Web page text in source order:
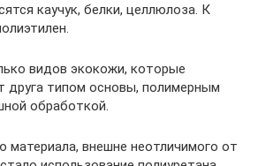
каучук, белки, целлюлоза. К
видов экокожи, которые
друга типом основы, полимерным
обработкой.
внешне неотличимого от